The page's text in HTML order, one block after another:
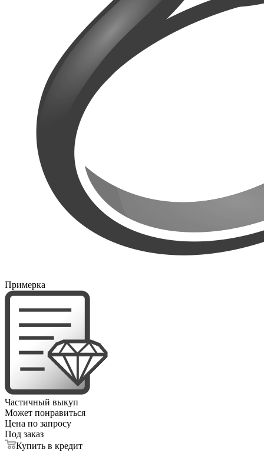
Примерка
Частичный выкуп
Может понравиться
Цена по запросу
Под заказ
Купить в кредит